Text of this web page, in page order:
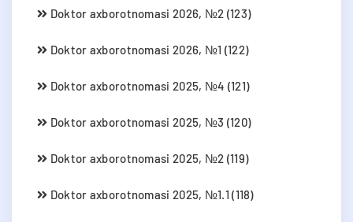
Doktor axborotnomasi 2026, №2 (123)
Doktor axborotnomasi 2026, №1 (122)
Doktor axborotnomasi 2025, №4 (121)
Doktor axborotnomasi 2025, №3 (120)
Doktor axborotnomasi 2025, №2 (119)
Doktor axborotnomasi 2025, №1.1 (118)